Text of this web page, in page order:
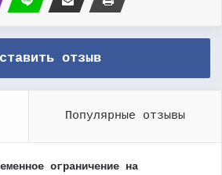
отзыв
Популярные отзывы
ограничение на